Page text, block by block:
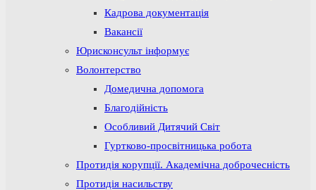
Кадрова документація
Вакансії
Юрисконсульт інформує
Волонтерство
Домедична допомога
Благодійність
Особливий Дитячий Світ
Гуртково-просвітницька робота
Протидія корупції. Академічна доброчесність
Протидія насильству